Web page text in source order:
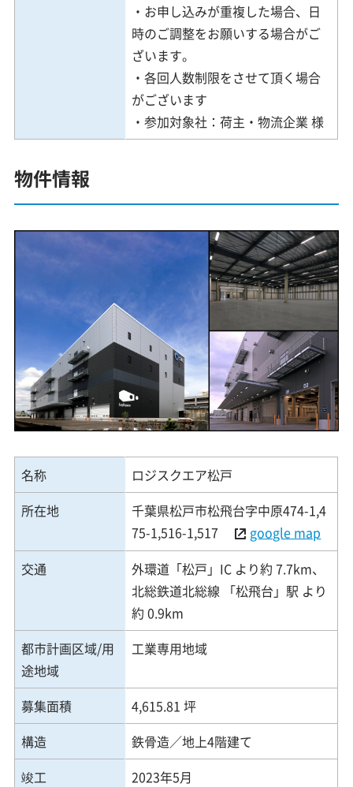
・お申し込みが重複した場合、日
時のご調整をお願いする場合がご
ざいます。
・各回人数制限をさせて頂く場合
がございます
・参加対象社：荷主・物流企業 様
物件情報
名称
ロジスクエア松戸
所在地
千葉県松戸市松飛台字中原474-1,4
75-1,516-1,517
google map
交通
外環道「松戸」IC より約 7.7km、
北総鉄道北総線 「松飛台」駅 より
約 0.9km
都市計画区域/用
途地域
工業専用地域
募集面積
4,615.81 坪
構造
鉄骨造／地上4階建て
竣工
2023年5月